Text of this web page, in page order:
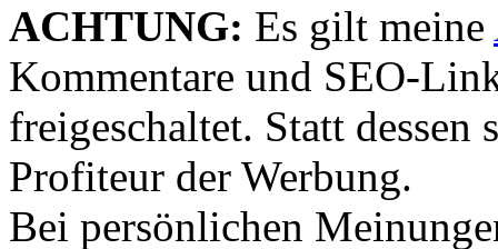
ACHTUNG: Es gilt meine
Kommentare und SEO-
freigeschaltet. Statt dessen
Profiteur der Werbung.
Bei persönlichen